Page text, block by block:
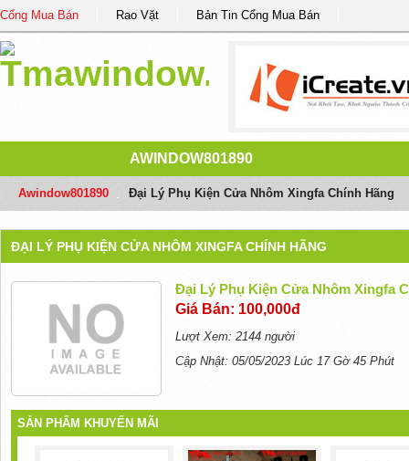
Cổng Mua Bán Rao Vặt Bản Tin Cổng Mua Bán
AWINDOW801890
Awindow801890 Đại Lý Phụ Kiện Cửa Nhôm Xingfa Chính Hãng
ĐẠI LÝ PHỤ KIỆN CỬA NHÔM XINGFA CHÍNH HÃNG
Đại Lý Phụ Kiện Cửa Nhôm Xingfa
Giá Bán: 100,000đ
Lượt Xem: 2144 người
Cập Nhật: 05/05/2023 Lúc 17 Gờ 45 Phút
SẢN PHẨM KHUYẾN MÃI